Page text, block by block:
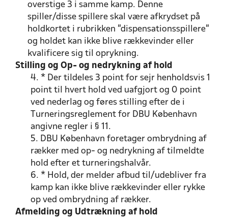
overstige 3 i samme kamp. Denne
spiller/disse spillere skal være afkrydset på
holdkortet i rubrikken ”dispensationsspillere”
og holdet kan ikke blive rækkevinder eller
kvalificere sig til oprykning.
Stilling og Op- og nedrykning af hold
4. * Der tildeles 3 point for sejr henholdsvis 1
point til hvert hold ved uafgjort og 0 point
ved nederlag og føres stilling efter de i
Turneringsreglement for DBU København
angivne regler i § 11.
5. DBU København foretager ombrydning af
rækker med op- og nedrykning af tilmeldte
hold efter et turneringshalvår.
6. * Hold, der melder afbud til/udebliver fra
kamp kan ikke blive rækkevinder eller rykke
op ved ombrydning af rækker.
Afmelding og Udtrækning af hold